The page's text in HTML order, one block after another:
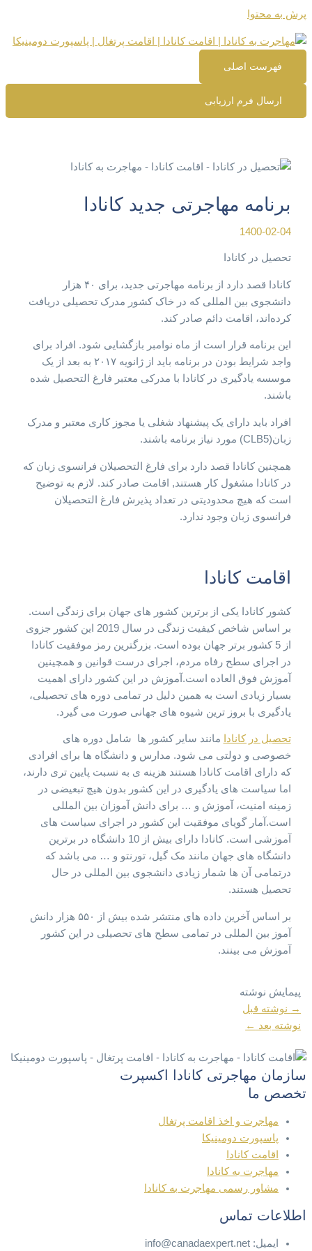
پرش به محتوا
فهرست اصلی
ارسال فرم ارزیابی
برنامه مهاجرتی جدید کانادا
1400-02-04
تحصیل در کانادا
کانادا قصد دارد از برنامه مهاجرتی جدید، برای ۴۰ هزار
دانشجوی بین المللی که در خاک کشور مدرک تحصیلی دریافت
کرده‌اند، اقامت دائم صادر کند.
این برنامه قرار است از ماه نوامبر بازگشایی شود. افراد برای
واجد شرایط بودن در برنامه باید از ژانویه ۲۰۱۷ به بعد از یک
موسسه یادگیری در کانادا با مدرکی معتبر فارغ التحصیل شده
باشند.
افراد باید دارای یک پیشنهاد شغلی یا مجوز کاری معتبر و مدرک
زبان(CLB5) مورد نیاز برنامه باشند.
همچنین کانادا قصد دارد برای فارغ التحصیلان فرانسوی زبان که
در کانادا مشغول کار هستند, اقامت صادر کند. لازم به توضیح
است که هیچ محدودیتی در تعداد پذیرش فارغ التحصیلان
فرانسوی زبان وجود ندارد.
اقامت کانادا
کشور کانادا یکی از برترین کشور های جهان برای زندگی است.
بر اساس شاخص کیفیت زندگی در سال 2019 این کشور جزوی
از 5 کشور برتر جهان بوده است. بزرگترین رمز موفقیت کانادا
در اجرای سطح رفاه مردم، اجرای درست قوانین و همچینین
آموزش فوق العاده است.آموزش در این کشور دارای اهمیت
بسیار زیادی است به همین دلیل در تمامی دوره های تحصیلی،
یادگیری با بروز ترین شیوه های جهانی صورت می گیرد.
تحصیل در کانادا
مانند سایر کشور ها شامل دوره های
خصوصی و دولتی می شود. مدارس و دانشگاه ها برای افرادی
که دارای اقامت کانادا هستند هزینه ی به نسبت پایین تری دارند،
اما سیاست های یادگیری در این کشور بدون هیچ تبعیضی در
زمینه امنیت، آموزش و … برای دانش آموزان بین المللی
است.آمار گویای موفقیت این کشور در اجرای سیاست های
آموزشی است. کانادا دارای بیش از 10 دانشگاه در برترین
دانشگاه های جهان مانند مک گیل، تورنتو و …‌ می باشد که
در‌تمامی آن ها شمار زیادی دانشجوی بین المللی در حال
تحصیل هستند.
بر اساس آخرین داده های منتشر شده بیش از ۵۵۰ هزار دانش
آموز بین المللی در تمامی سطح های تحصیلی در این کشور
آموزش می بینند.
پیمایش نوشته
→ نوشته قبل
نوشته بعد ←
سازمان مهاجرتی کانادا اکسپرت
تخصص ما
مهاجرت و اخذ اقامت پرتغال
پاسپورت دومینیکا
اقامت کانادا
مهاجرت به کانادا
مشاور رسمی مهاجرت به کانادا
اطلاعات تماس
ایمیل: info@canadaexpert.net